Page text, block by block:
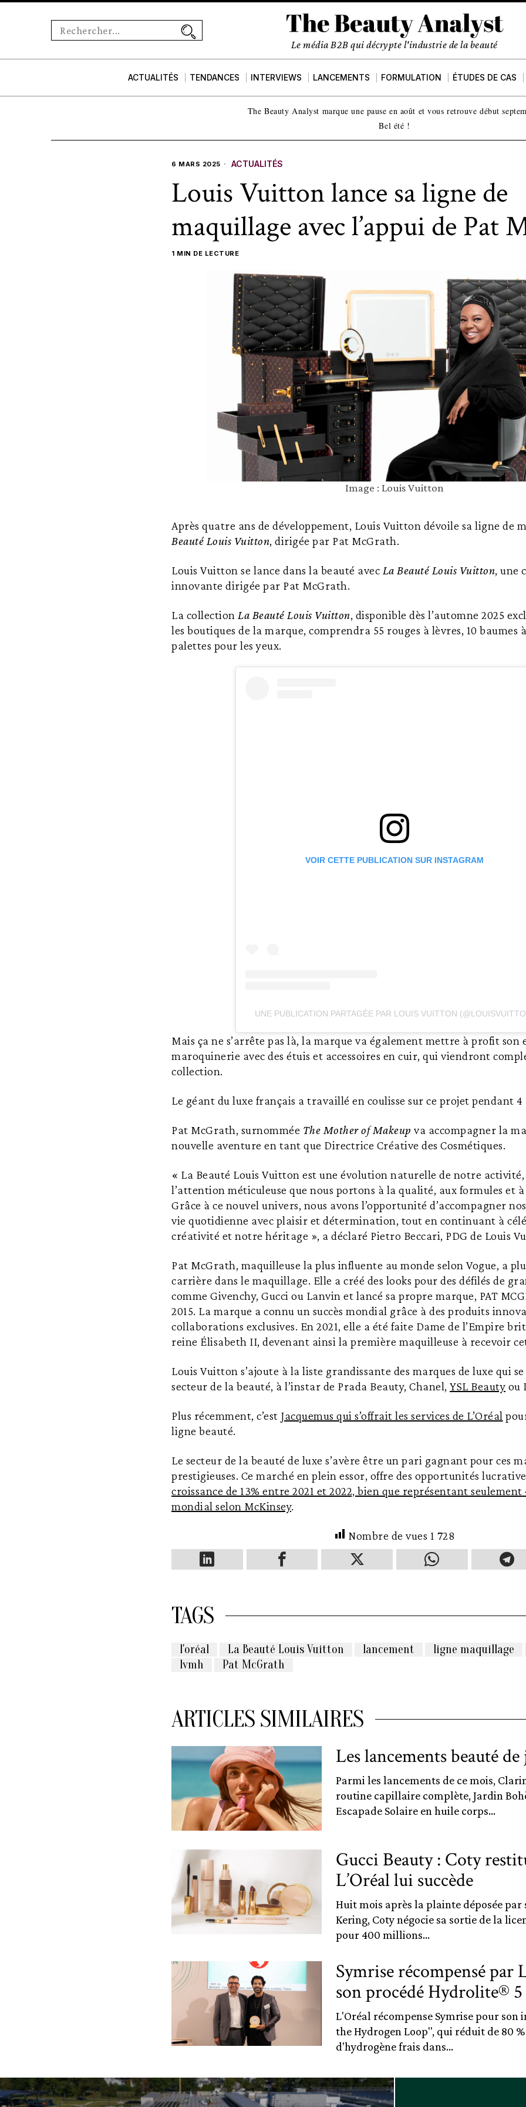
Le média B2B qui décrypte l'industrie de la beauté
ACTUALITÉS TENDANCES INTERVIEWS LANCEMENTS FORMULATION ÉTUDES DE CAS
The Beauty Analyst marque une pause en août et vous retrouve début
Bel été !
6 MARS 2025 ACTUALITÉS
Louis Vuitton lance sa ligne de
maquillage avec l’appui de Pat
1 MIN DE LECTURE
Image : Louis Vuitton
Après quatre ans de développement, Louis Vuitton dévoile sa ligne de
Beauté Louis Vuitton, dirigée par Pat McGrath.
Louis Vuitton se lance dans la beauté avec La Beauté Louis Vuitton, une
innovante dirigée par Pat McGrath.
La collection La Beauté Louis Vuitton, disponible dès l’automne 2025
les boutiques de la marque, comprendra 55 rouges à lèvres, 10 baumes
palettes pour les yeux.
VOIR CETTE PUBLICATION SUR INSTAGRAM
UNE PUBLICATION PARTAGÉE PAR LOUIS VUITTON
Mais ça ne s’arrête pas là, la marque va également mettre à profit son
maroquinerie avec des étuis et accessoires en cuir, qui viendront
collection.
Le géant du luxe français a travaillé en coulisse sur ce projet pendant 4
Pat McGrath, surnommée The Mother of Makeup va accompagner la
nouvelle aventure en tant que Directrice Créative des Cosmétiques.
« La Beauté Louis Vuitton est une évolution naturelle de notre
l’attention méticuleuse que nous portons à la qualité, aux formules et
Grâce à ce nouvel univers, nous avons l’opportunité d’accompagner
vie quotidienne avec plaisir et détermination, tout en continuant à
créativité et notre héritage », a déclaré Pietro Beccari, PDG de Louis
Pat McGrath, maquilleuse la plus influente au monde selon Vogue, a
carrière dans le maquillage. Elle a créé des looks pour des défilés de
comme Givenchy, Gucci ou Lanvin et lancé sa propre marque, PAT
2015. La marque a connu un succès mondial grâce à des produits
collaborations exclusives. En 2021, elle a été faite Dame de l’Empire
reine Élisabeth II, devenant ainsi la première maquilleuse à recevoir
Louis Vuitton s’ajoute à la liste grandissante des marques de luxe qui
secteur de la beauté, à l’instar de Prada Beauty, Chanel, YSL Beauty ou
Plus récemment, c’est Jacquemus qui s’offrait les services de L’Oréal
ligne beauté.
Le secteur de la beauté de luxe s’avère être un pari gagnant pour ces
prestigieuses. Ce marché en plein essor, offre des opportunités
croissance de 13% entre 2021 et 2022, bien que représentant
mondial selon McKinsey.
Nombre de vues 1 728
TAGS
l'oréal La Beauté Louis Vuitton lancement ligne maquillage
lvmh
Pat McGrath
ARTICLES SIMILAIRES
Les lancements beauté
Parmi les lancements de ce mois,
routine capillaire complète, Jardin
Escapade Solaire en huile corps...
Gucci Beauty : Coty
L’Oréal lui succède
Huit mois après la plainte déposée
Kering, Coty négocie sa sortie de la
pour 400 millions...
Symrise récompensé par
son procédé Hydrolite®
L'Oréal récompense Symrise pour son
the Hydrogen Loop", qui réduit de 80
d'hydrogène frais dans...